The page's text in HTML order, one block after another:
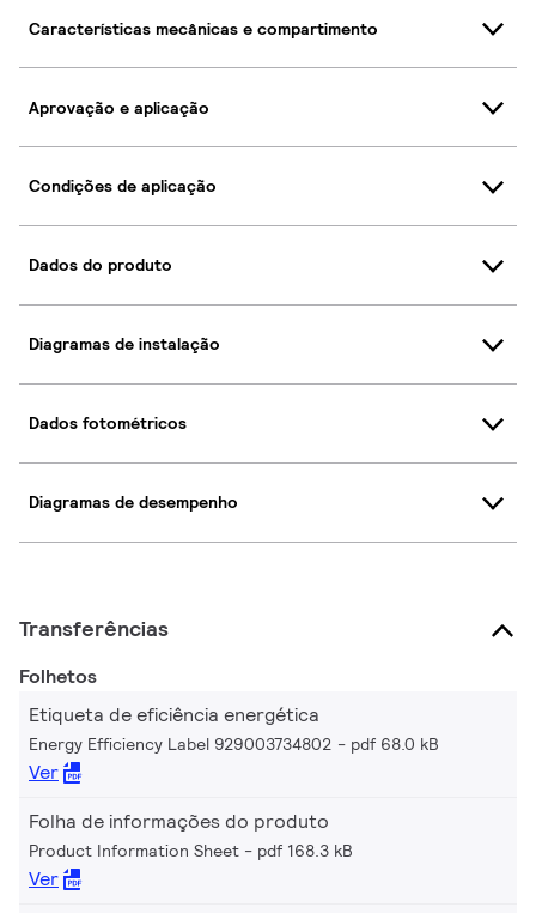
Características mecânicas e compartimento
Aprovação e aplicação
Condições de aplicação
Dados do produto
Diagramas de instalação
Dados fotométricos
Diagramas de desempenho
Transferências
Folhetos
Etiqueta de eficiência energética
Energy Efficiency Label 929003734802 pdf 68.0 kB
Ver
Folha de informações do produto
Product Information Sheet pdf 168.3 kB
Ver